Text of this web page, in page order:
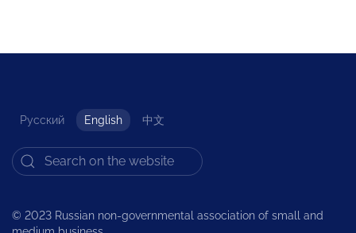
Русский English 中文
© 2023 Russian non-governmental association of small and